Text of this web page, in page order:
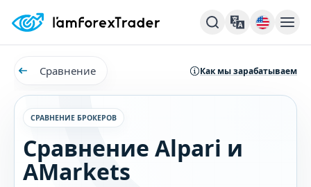
Сравнение Как мы зарабатываем
СРАВНЕНИЕ БРОКЕРОВ
Сравнение Alpari и
AMarkets